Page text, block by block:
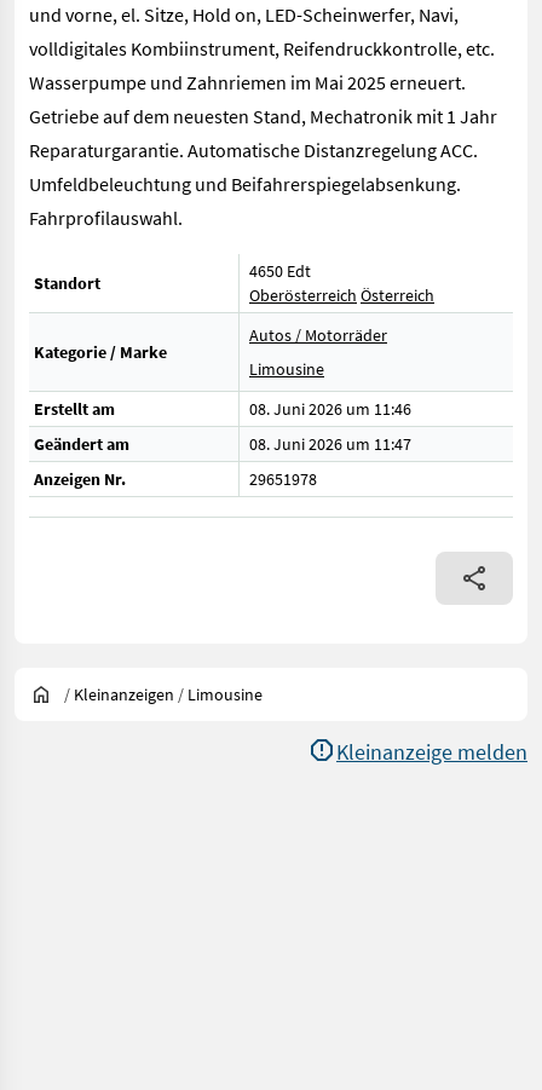
und vorne, el. Sitze, Hold on, LED-Scheinwerfer, Navi,
volldigitales Kombiinstrument, Reifendruckkontrolle, etc.
Wasserpumpe und Zahnriemen im Mai 2025 erneuert.
Getriebe auf dem neuesten Stand, Mechatronik mit 1 Jahr
Reparaturgarantie. Automatische Distanzregelung ACC.
Umfeldbeleuchtung und Beifahrerspiegelabsenkung.
Fahrprofilauswahl.
Standort
4650 Edt
Oberösterreich Österreich
Kategorie / Marke
Autos / Motorräder
Limousine
Erstellt am
08. Juni 2026 um 11:46
Geändert am
08. Juni 2026 um 11:47
Anzeigen Nr.
29651978
/ Kleinanzeigen / Limousine
Kleinanzeige melden